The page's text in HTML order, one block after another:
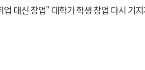
대신 창업" 대학가 학생 창업 다시 기지개… 창업자·기업·